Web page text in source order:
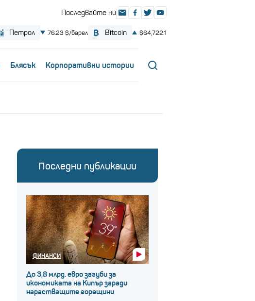
Блясък Корпоративни истории
Последни публикации
ФИНАНСИ
До 3,8 млрд. евро загуби за
икономиката на Кипър заради
нарастващите горещини